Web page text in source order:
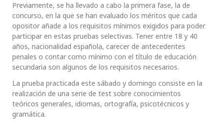
Previamente, se ha llevado a cabo la primera fase, la de
concurso, en la que se han evaluado los méritos que cada
opositor añade a los requisitos mínimos exigidos para poder
participar en estas pruebas selectivas. Tener entre 18 y 40
años, nacionalidad española, carecer de antecedentes
penales o contar como mínimo con el título de educación
secundaria son algunos de los requisitos necesarios.
La prueba practicada este sábado y domingo consiste en la
realización de una serie de test sobre conocimientos
teóricos generales, idiomas, ortografía, psicotécnicos y
gramática.